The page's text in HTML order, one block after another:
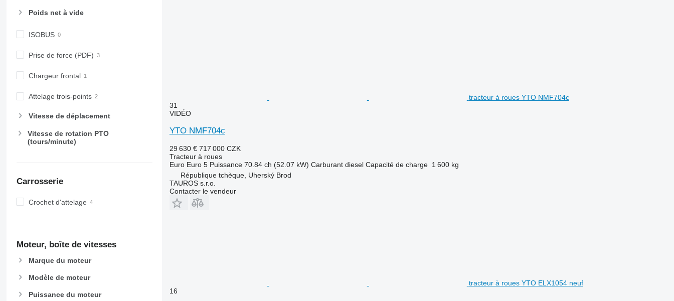
6410
6510
6530
6620
6800
6910
7215 R
7230 R
7270 R
8660
8690
8732
Poids net à vide
ISOBUS
Prise de force (PDF)
Chargeur frontal
Attelage trois-points
Vitesse de déplacement
Vitesse de rotation PTO
(tours/minute)
Carrosserie
Crochet d'attelage
Moteur, boîte de vitesses
Marque du moteur
Modèle de moteur
Puissance du moteur
tracteur à roues YTO NMF704c
31
VIDÉO
YTO NMF704c
29 630 € 717 000 CZK
Tracteur à roues
Euro Euro 5 Puissance 70.84 ch (52.07 kW) Carburant diesel Capacité de charge 1 600 kg
République tchèque, Uherský Brod
TAUROS s.r.o.
Contacter le vendeur
tracteur à roues YTO ELX1054 neuf
16